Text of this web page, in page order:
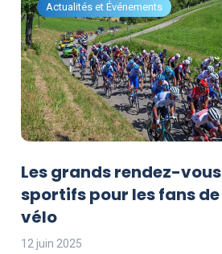
Actualités et Événements
Les grands rendez-vous
sportifs pour les fans de
vélo
12 juin 2025